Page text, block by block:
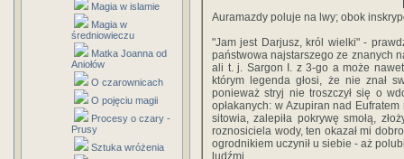
Magia w islamie
Magia w
średniowieczu
Matka Joanna od
Aniołów
O czarownicach
O pojęciu magii
Procesy o czary -
Prusy
Sztuka wróżenia
Auramazdy poluje na lwy; obok
"Jam jest Darjusz, król wielki" -
państwowa najstarszego ze znanych
ali t. j. Sargon I. z 3-go a może
którym legenda głosi, że nie znał
ponieważ stryj nie troszczył się o
opłakanych: w Azupiran nad
sitowia, zalepiła pokrywę smołą,
roznosiciela wody, ten okazał mi
ogrodnikiem uczynił u siebie - aż
ludźmi.